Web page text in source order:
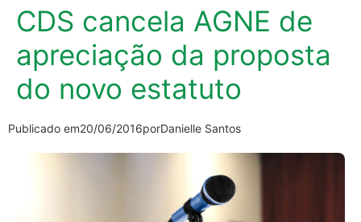
CDS cancela AGNE de
apreciação da proposta
do novo estatuto
Publicado em20/06/2016porDanielle Santos